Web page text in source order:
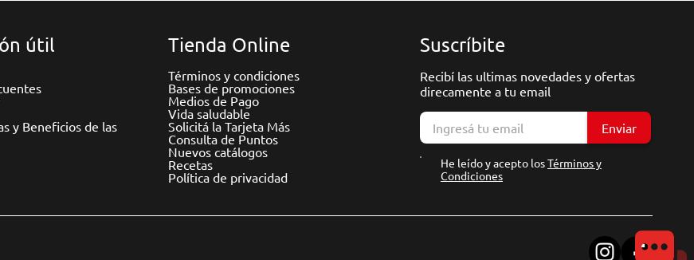
útil
y Beneficios de las
Tienda Online
Términos y condiciones
Bases de promociones
Medios de Pago
Vida saludable
Solicitá la Tarjeta Más
Consulta de Puntos
Nuevos catálogos
Recetas
Política de privacidad
Suscríbite
Recibí las ultimas novedades y ofertas
direcamente a tu email
Enviar
He leído y acepto losTérminos y
Condiciones